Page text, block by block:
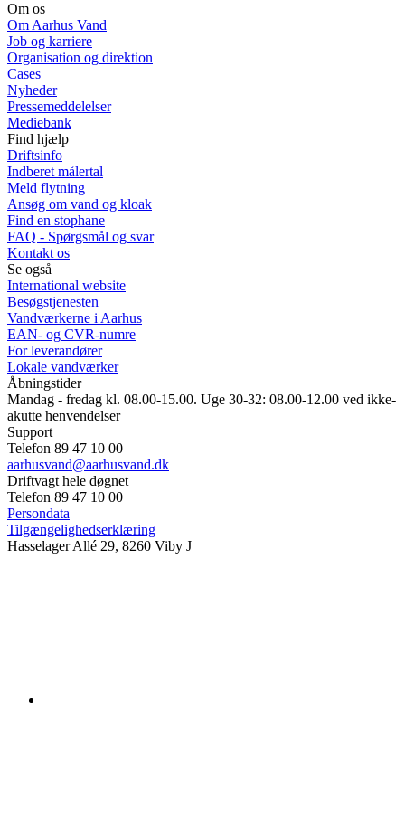
Om os
Om Aarhus Vand
Job og karriere
Organisation og direktion
Cases
Nyheder
Pressemeddelelser
Mediebank
Find hjælp
Driftsinfo
Indberet målertal
Meld flytning
Ansøg om vand og kloak
Find en stophane
FAQ - Spørgsmål og svar
Kontakt os
Se også
International website
Besøgstjenesten
Vandværkerne i Aarhus
EAN- og CVR-numre
For leverandører
Lokale vandværker
Åbningstider
Mandag - fredag kl. 08.00-15.00. Uge 30-32: 08.00-12.00 ved ikke-
akutte henvendelser
Support
Telefon 89 47 10 00
aarhusvand@aarhusvand.dk
Driftvagt hele døgnet
Telefon 89 47 10 00
Persondata
Tilgængelighedserklæring
Hasselager Allé 29, 8260 Viby J